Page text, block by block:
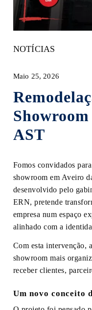
NOTÍCIAS
Maio 25, 2026
AST
Fomos convidados
showroom em Aveiro
desenvolvido pelo
ERN, pretende
empresa num espaço
alinhado com a
Com esta intervenção,
showroom mais
receber clientes,
Um novo conceito